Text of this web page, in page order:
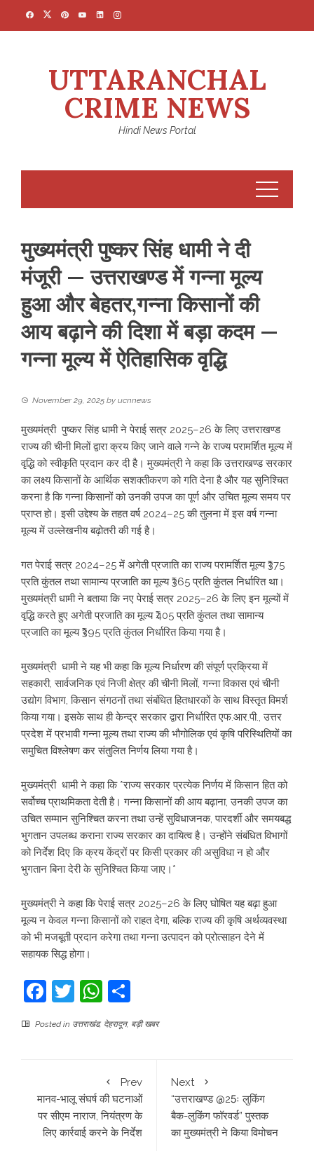
UTTARANCHAL
CRIME NEWS
Hindi News Portal
मुख्यमंत्री पुष्कर सिंह धामी ने दी
मंजूरी — उत्तराखण्ड में गन्ना मूल्य
हुआ और बेहतर,गन्ना किसानों की
आय बढ़ाने की दिशा में बड़ा कदम —
गन्ना मूल्य में ऐतिहासिक वृद्धि
November 29, 2025 by ucnnews
मुख्यमंत्री पुष्कर सिंह धामी ने पेराई सत्र 2025–26 के लिए उत्तराखण्ड
राज्य की चीनी मिलों द्वारा क्रय किए जाने वाले गन्ने के राज्य परामर्शित मूल्य में
वृद्धि को स्वीकृति प्रदान कर दी है। मुख्यमंत्री ने कहा कि उत्तराखण्ड सरकार
का लक्ष्य किसानों के आर्थिक सशक्तीकरण को गति देना है और यह सुनिश्चित
करना है कि गन्ना किसानों को उनकी उपज का पूर्ण और उचित मूल्य समय पर
प्राप्त हो। इसी उद्देश्य के तहत वर्ष 2024–25 की तुलना में इस वर्ष गन्ना
मूल्य में उल्लेखनीय बढ़ोतरी की गई है।
गत पेराई सत्र 2024–25 में अगेती प्रजाति का राज्य परामर्शित मूल्य ₹375
प्रति कुंतल तथा सामान्य प्रजाति का मूल्य ₹365 प्रति कुंतल निर्धारित था।
मुख्यमंत्री धामी ने बताया कि नए पेराई सत्र 2025–26 के लिए इन मूल्यों में
वृद्धि करते हुए अगेती प्रजाति का मूल्य ₹405 प्रति कुंतल तथा सामान्य
प्रजाति का मूल्य ₹395 प्रति कुंतल निर्धारित किया गया है।
मुख्यमंत्री धामी ने यह भी कहा कि मूल्य निर्धारण की संपूर्ण प्रक्रिया में
सहकारी, सार्वजनिक एवं निजी क्षेत्र की चीनी मिलों, गन्ना विकास एवं चीनी
उद्योग विभाग, किसान संगठनों तथा संबंधित हितधारकों के साथ विस्तृत विमर्श
किया गया। इसके साथ ही केन्द्र सरकार द्वारा निर्धारित एफ.आर.पी., उत्तर
प्रदेश में प्रभावी गन्ना मूल्य तथा राज्य की भौगोलिक एवं कृषि परिस्थितियों का
समुचित विश्लेषण कर संतुलित निर्णय लिया गया है।
मुख्यमंत्री धामी ने कहा कि *राज्य सरकार प्रत्येक निर्णय में किसान हित को
सर्वोच्च प्राथमिकता देती है। गन्ना किसानों की आय बढ़ाना, उनकी उपज का
उचित सम्मान सुनिश्चित करना तथा उन्हें सुविधाजनक, पारदर्शी और समयबद्ध
भुगतान उपलब्ध कराना राज्य सरकार का दायित्व है। उन्होंने संबंधित विभागों
को निर्देश दिए कि क्रय केंद्रों पर किसी प्रकार की असुविधा न हो और
भुगतान बिना देरी के सुनिश्चित किया जाए।*
मुख्यमंत्री ने कहा कि पेराई सत्र 2025–26 के लिए घोषित यह बढ़ा हुआ
मूल्य न केवल गन्ना किसानों को राहत देगा, बल्कि राज्य की कृषि अर्थव्यवस्था
को भी मजबूती प्रदान करेगा तथा गन्ना उत्पादन को प्रोत्साहन देने में
सहायक सिद्ध होगा।
Facebook
TwitterWhatsApp
Posted in उत्तराखंड, देहरादून, बड़ी खबर
Prev
मानव-भालू संघर्ष की घटनाओं
पर सीएम नाराज, नियंत्रण के
लिए कार्रवाई करने के निर्देश
Next
“उत्तराखण्ड @25ः लुकिंग
बैक-लुकिंग फॉरवर्ड” पुस्तक
का मुख्यमंत्री ने किया विमोचन